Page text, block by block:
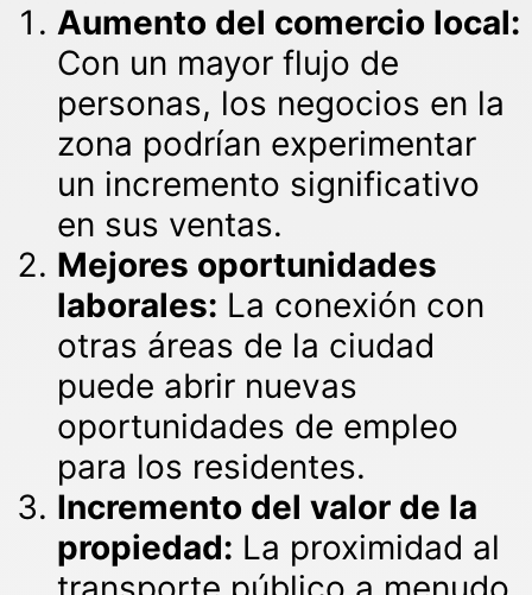
Aumento del comercio local:
Con un mayor flujo de
personas, los negocios en la
zona podrían experimentar
un incremento significativo
en sus ventas.
Mejores oportunidades
laborales: La conexión con
otras áreas de la ciudad
puede abrir nuevas
oportunidades de empleo
para los residentes.
Incremento del valor de la
propiedad: La proximidad al